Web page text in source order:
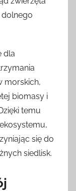
dla
morskich,
biomasy i
temu
się do
siedlisk.